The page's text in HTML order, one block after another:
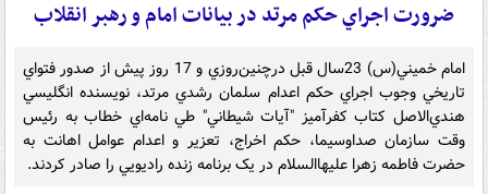
ضرورت اجراي حکم مرتد در بيانات امام و رهبر انقلاب
امام خميني(س) 23سال قبل درچنين‌روزي و 17 روز پيش از صدور فتواي
تاريخي وجوب اجراي حکم اعدام سلمان رشدي مرتد، نويسنده انگليسي
هندي‌الاصل کتاب کفرآميز "آيات شيطاني" طي نامه‌اي خطاب به رئيس
وقت سازمان صداوسيما، حکم اخراج، تعزير و اعدام عوامل اهانت به
حضرت فاطمه زهرا عليهاالسلام در يک برنامه زنده راديويي را صادر کردند.